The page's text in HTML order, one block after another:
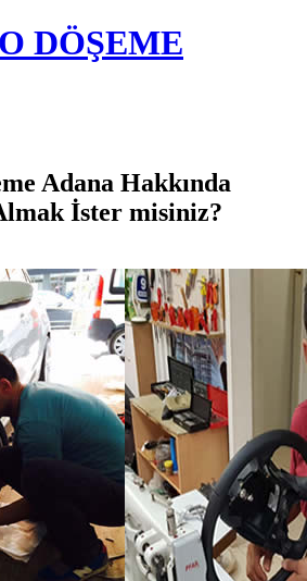
DÖŞEME
Adana Hakkında
İster misiniz?